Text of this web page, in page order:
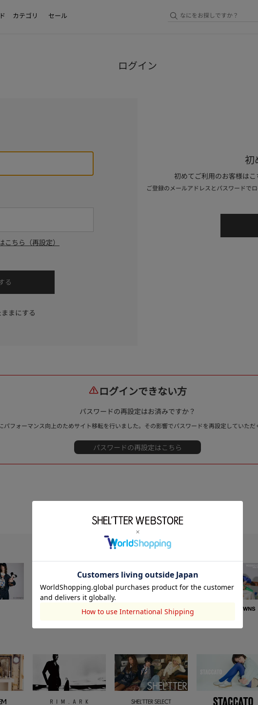
カテゴリ セール
ログイン
ちら（再設定）
まにする
初
初めてご利用のお客様はこ
ご登録のメールアドレスとパスワードで
ログインできない方
パスワードの再設定はお済みですか？
パフォーマンス向上のためサイト移転を行いました。その影響でパスワードを再設定していただ